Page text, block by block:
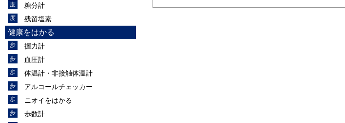
糖分計
残留塩素
健康をはかる
握力計
血圧計
体温計・非接触体温計
アルコールチェッカー
ニオイをはかる
歩数計